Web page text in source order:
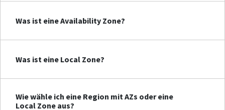
Was ist eine Availability Zone?
Was ist eine Local Zone?
Wie wähle ich eine Region mit AZs oder eine
Local Zone aus?